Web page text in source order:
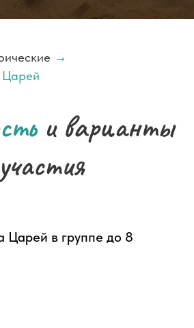
→
Царей
и варианты
участия
Царей в группе до 8